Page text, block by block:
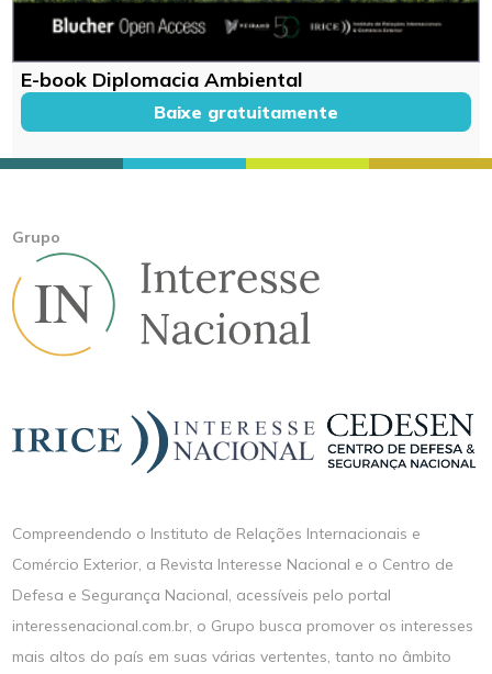
E-book Diplomacia Ambiental
Baixe gratuitamente
Grupo
Compreendendo o Instituto de Relações Internacionais e
Comércio Exterior, a Revista Interesse Nacional e o Centro de
Defesa e Segurança Nacional, acessíveis pelo portal
interessenacional.com.br, o Grupo busca promover os interesses
mais altos do país em suas várias vertentes, tanto no âmbito